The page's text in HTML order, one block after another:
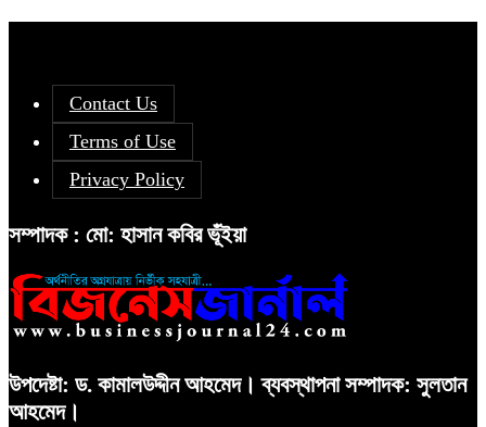
Contact Us
Terms of Use
Privacy Policy
সম্পাদক : মো: হাসান কবির ভূঁইয়া
উপদেষ্টা: ড. কামালউদ্দীন আহমেদ। ব্যবস্থাপনা সম্পাদক: সুলতান
আহমেদ।